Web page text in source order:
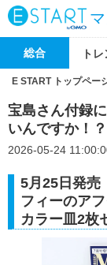
総合 ト
E START トップペー
宝島さん付録
いんですか！
2026-05-24
5月25日発
フィーのア
カラー皿2枚